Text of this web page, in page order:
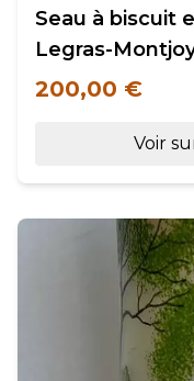
Seau à biscuit
Legras-
200,00 €
Voir